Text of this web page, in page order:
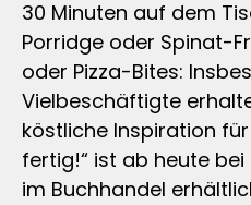
30 Minuten auf dem
Porridge oder Spinat-
oder Pizza-Bites:
Vielbeschäftigte
köstliche Inspiration
fertig!“ ist ab heute bei
im Buchhandel